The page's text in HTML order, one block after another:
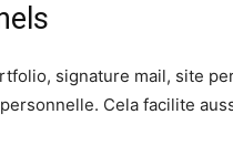
signature mail, site
Cela facilite